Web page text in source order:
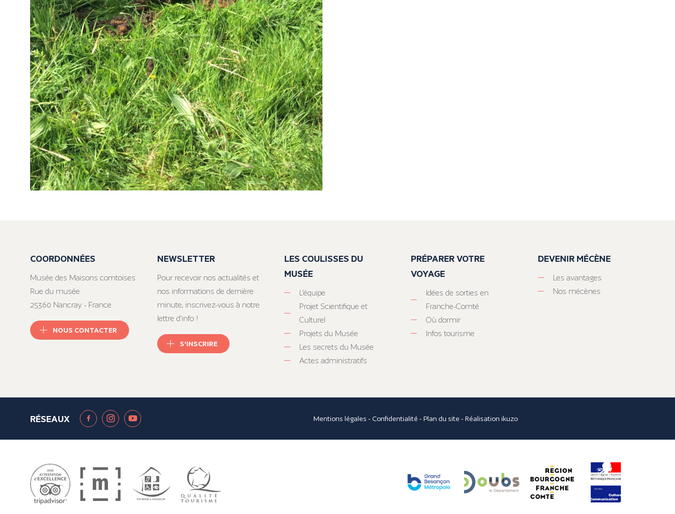
COORDONNÉES
Musée des Maisons comtoises
Rue du musée
25360 Nancray - France
NOUS CONTACTER
NEWSLETTER
Pour recevoir nos actualités et
nos informations de dernière
minute, inscrivez-vous à notre
lettre d’info !
S'INSCRIRE
LES COULISSES DU
MUSÉE
L’équipe
Projet Scientifique et
Culturel
Projets du Musée
Les secrets du Musée
Actes administratifs
PRÉPARER VOTRE
VOYAGE
Idées de sorties en
Franche-Comté
Où dormir
Infos tourisme
DEVENIR MÉCÈNE
Les avantages
Nos mécènes
RÉSEAUX Mentions légales - Confidentialité -Plan du site - Réalisationikuzo